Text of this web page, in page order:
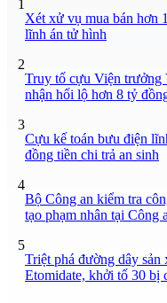
1
Xét xử vụ mua bán hơn
lĩnh án tử hình
2
Truy tố cựu Viện trưởng
nhận hối lộ hơn 8 tỷ
3
Cựu kế toán bưu điện
đồng tiền chi trả an sinh
4
Bộ Công an kiểm tra
tạo phạm nhân tại Công
5
Triệt phá đường dây
Etomidate, khởi tố 30 bị